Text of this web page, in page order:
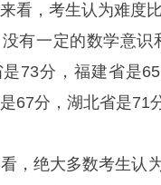
看，考生认为难度
有一定的数学意
73分，福建省是
67分，湖北省是71
，绝大多数考生认